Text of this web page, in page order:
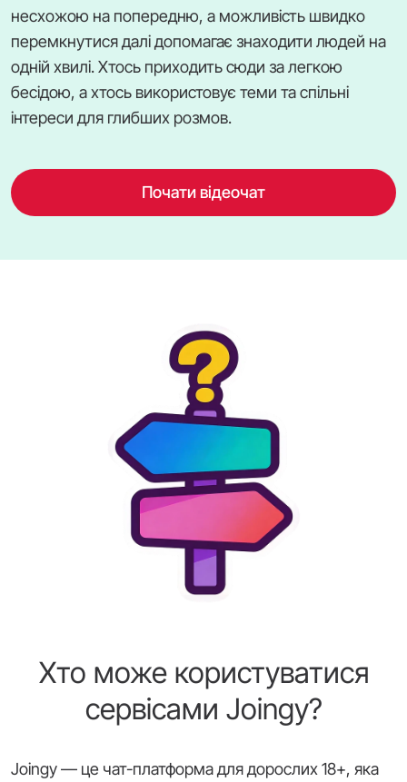
несхожою на попередню, а можливість швидко
перемкнутися далі допомагає знаходити людей на
одній хвилі. Хтось приходить сюди за легкою
бесідою, а хтось використовує теми та спільні
інтереси для глибших розмов.
Почати відеочат
Хто може користуватися
сервісами Joingy?
Joingy — це чат-платформа для дорослих 18+, яка